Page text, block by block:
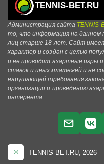
TENNIS-BET.RU
Администрация сайта TENNIS-
то, что информация на данном
лиц старше 18 лет. Сайт
характер и создан с целью
и не проводит азартные игры
ставок и иных платежей и не
нарушающей требования
организации и проведению
интернета.
© TENNIS-BET.RU, 2026